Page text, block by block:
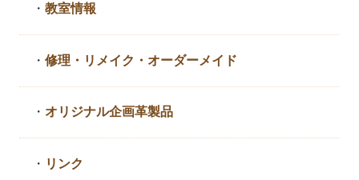
・教室情報
・修理・リメイク・ オーダーメイド
・ オリジナル企画革製品
・ リンク